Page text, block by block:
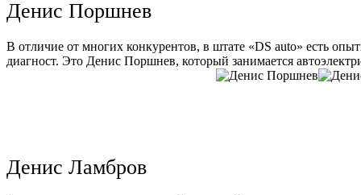
Денис Поршнев
В отличие от многих конкурентов, в штате «DS auto» есть
диагност. Это Денис Поршнев, который занимается
Денис Ламбров